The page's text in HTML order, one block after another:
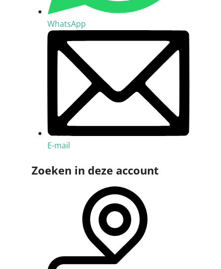
WhatsApp
E-mail
Zoeken in deze account